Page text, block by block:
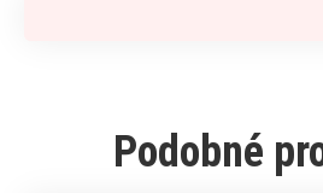
Podobné